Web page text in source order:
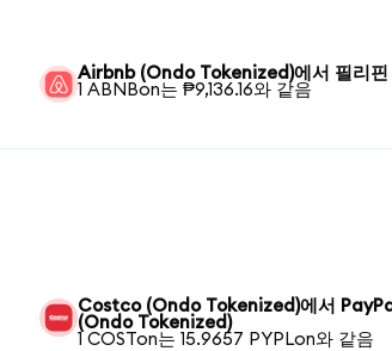
Airbnb (Ondo Tokenized)에서 필리핀
1 ABNBon는 ₱9,136.16와 같음
Costco (Ondo Tokenized)에서
(Ondo Tokenized)
1 COSTon는 15.9657 PYPLon와 같음